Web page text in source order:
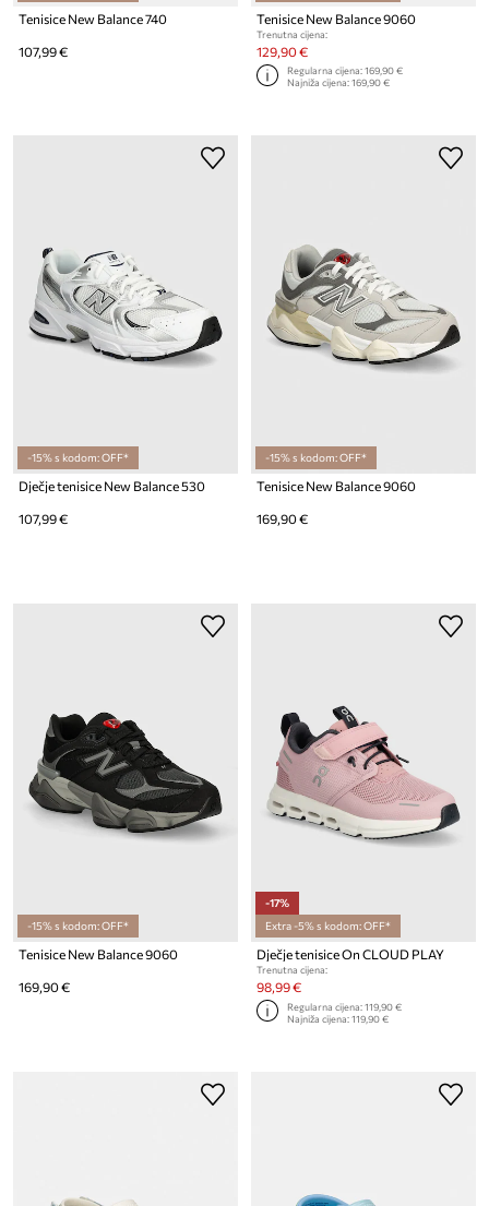
Tenisice New Balance 740
107,99 €
Tenisice New Balance 9060
Trenutna cijena:
129,90 €
Regularna cijena:169,90 €
Najniža cijena:169,90 €
-15% s kodom: OFF*
Dječje tenisice New Balance 530
107,99 €
-15% s kodom: OFF*
Tenisice New Balance 9060
169,90 €
-15% s kodom: OFF*
Tenisice New Balance 9060
169,90 €
-17%
Extra -5% s kodom: OFF*
Dječje tenisice On CLOUD PLAY
Trenutna cijena:
98,99 €
Regularna cijena:119,90 €
Najniža cijena:119,90 €